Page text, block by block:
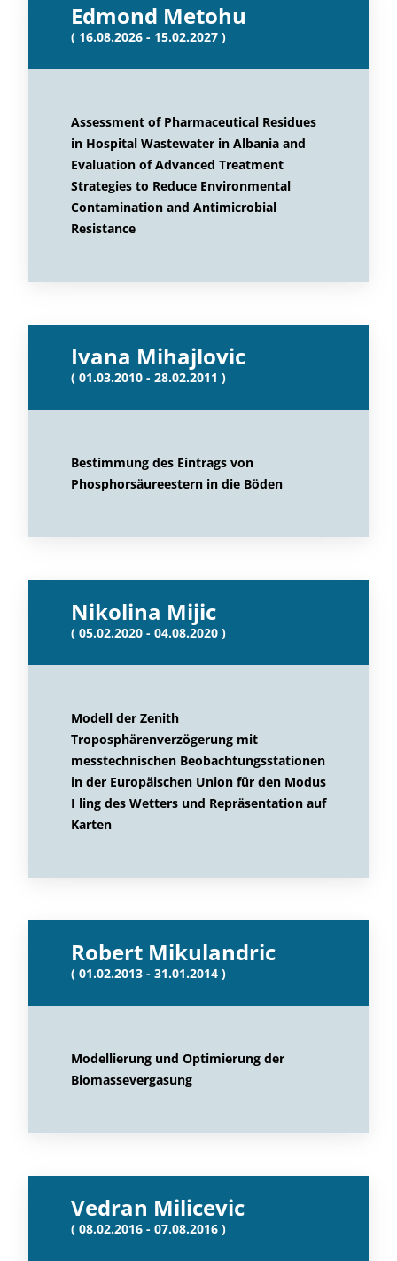
Edmond Metohu
( 16.08.2026 - 15.02.2027 )
Assessment of Pharmaceutical Residues
in Hospital Wastewater in Albania and
Evaluation of Advanced Treatment
Strategies to Reduce Environmental
Contamination and Antimicrobial
Resistance
Ivana Mihajlovic
( 01.03.2010 - 28.02.2011 )
Bestimmung des Eintrags von
Phosphorsäureestern in die Böden
Nikolina Mijic
( 05.02.2020 - 04.08.2020 )
Modell der Zenith
Troposphärenverzögerung mit
messtechnischen Beobachtungsstationen
in der Europäischen Union für den Modus
I ling des Wetters und Repräsentation auf
Karten
Robert Mikulandric
( 01.02.2013 - 31.01.2014 )
Modellierung und Optimierung der
Biomassevergasung
Vedran Milicevic
( 08.02.2016 - 07.08.2016 )